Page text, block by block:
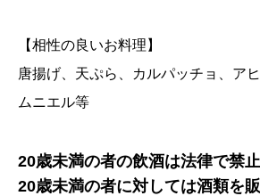
【相性の良いお料理】
唐揚げ、天ぷら、カルパッチョ、ア
ムニエル等
20歳未満の者の飲酒は法律で禁
20歳未満の者に対しては酒類を販